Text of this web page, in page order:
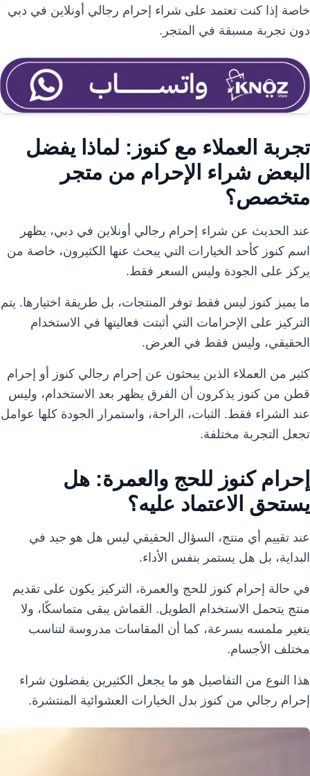
خاصة إذا كنت تعتمد على شراء إحرام رجالي أونلاين في دبي
دون تجربة مسبقة في المتجر.
تجربة العملاء مع كنوز: لماذا يفضل
البعض شراء الإحرام من متجر
متخصص؟
عند الحديث عن شراء إحرام رجالي أونلاين في دبي، يظهر
اسم كنوز كأحد الخيارات التي يبحث عنها الكثيرون، خاصة من
يركز على الجودة وليس السعر فقط.
ما يميز كنوز ليس فقط توفر المنتجات، بل طريقة اختيارها. يتم
التركيز على الإحرامات التي أثبتت فعاليتها في الاستخدام
الحقيقي، وليس فقط في العرض.
كثير من العملاء الذين يبحثون عن إحرام رجالي كنوز أو إحرام
قطن من كنوز يذكرون أن الفرق يظهر بعد الاستخدام، وليس
عند الشراء فقط. الثبات، الراحة، واستمرار الجودة كلها عوامل
تجعل التجربة مختلفة.
إحرام كنوز للحج والعمرة: هل
يستحق الاعتماد عليه؟
عند تقييم أي منتج، السؤال الحقيقي ليس هل هو جيد في
البداية، بل هل يستمر بنفس الأداء.
في حالة إحرام كنوز للحج والعمرة، التركيز يكون على تقديم
منتج يتحمل الاستخدام الطويل. القماش يبقى متماسكًا، ولا
يتغير ملمسه بسرعة، كما أن المقاسات مدروسة لتناسب
مختلف الأجسام.
هذا النوع من التفاصيل هو ما يجعل الكثيرين يفضلون شراء
إحرام رجالي من كنوز بدل الخيارات العشوائية المنتشرة.